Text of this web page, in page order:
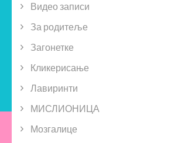
Видео записи
За родитеље
Загонетке
Кликерисање
Лавиринти
МИСЛИОНИЦА
Мозгалице